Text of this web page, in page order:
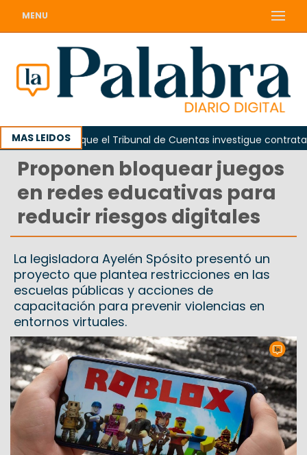
MENU
MAS LEIDOS
Piden que el Tribunal de Cuentas investigue
Proponen bloquear juegos
en redes educativas para
reducir riesgos digitales
La legisladora Ayelén Spósito presentó un
proyecto que plantea restricciones en las
escuelas públicas y acciones de
capacitación para prevenir violencias en
entornos virtuales.